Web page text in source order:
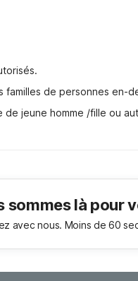
de personnes en-
de jeune homme /fille ou
sommes là pour
avec nous. Moins de 60